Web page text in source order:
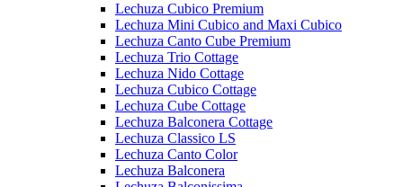
Lechuza Cubico Premium
Lechuza Mini Cubico and Maxi Cubico
Lechuza Canto Cube Premium
Lechuza Trio Cottage
Lechuza Nido Cottage
Lechuza Cubico Cottage
Lechuza Cube Cottage
Lechuza Balconera Cottage
Lechuza Classico LS
Lechuza Canto Color
Lechuza Balconera